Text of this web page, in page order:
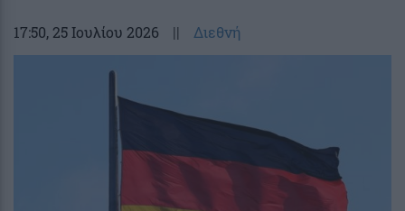
17:50, 25 Ιουλίου 2026 || Διεθνή